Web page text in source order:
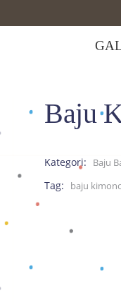
Baju
Kategori: Baju
Tag: baju